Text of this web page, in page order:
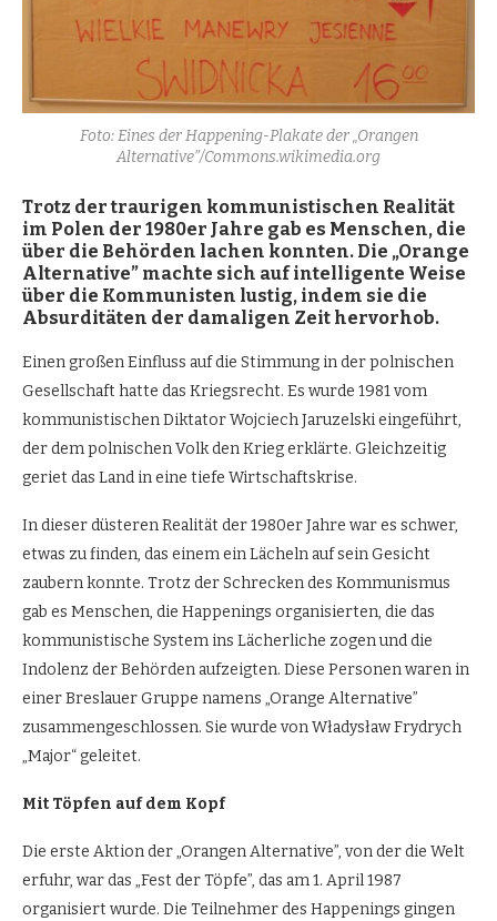
Foto: Eines der Happening-Plakate der „Orangen
Alternative”/Commons.wikimedia.org
Trotz der traurigen kommunistischen Realität
im Polen der 1980er Jahre gab es Menschen, die
über die Behörden lachen konnten. Die „Orange
Alternative” machte sich auf intelligente Weise
über die Kommunisten lustig, indem sie die
Absurditäten der damaligen Zeit hervorhob.
Einen großen Einfluss auf die Stimmung in der polnischen
Gesellschaft hatte das Kriegsrecht. Es wurde 1981 vom
kommunistischen Diktator Wojciech Jaruzelski eingeführt,
der dem polnischen Volk den Krieg erklärte. Gleichzeitig
geriet das Land in eine tiefe Wirtschaftskrise.
In dieser düsteren Realität der 1980er Jahre war es schwer,
etwas zu finden, das einem ein Lächeln auf sein Gesicht
zaubern konnte. Trotz der Schrecken des Kommunismus
gab es Menschen, die Happenings organisierten, die das
kommunistische System ins Lächerliche zogen und die
Indolenz der Behörden aufzeigten. Diese Personen waren in
einer Breslauer Gruppe namens „Orange Alternative”
zusammengeschlossen. Sie wurde von Władysław Frydrych
„Major“ geleitet.
Mit Töpfen auf dem Kopf
Die erste Aktion der „Orangen Alternative”, von der die Welt
erfuhr, war das „Fest der Töpfe”, das am 1. April 1987
organisiert wurde. Die Teilnehmer des Happenings gingen